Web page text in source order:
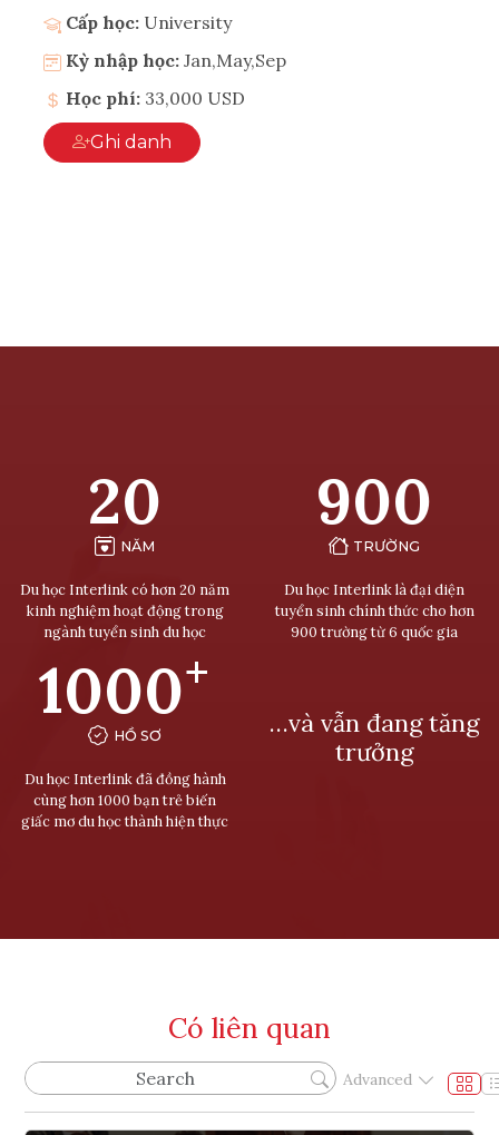
Cấp học: University
Kỳ nhập học: Jan,May,Sep
Học phí: 33,000 USD
Ghi danh
20
NĂM
Du học Interlink có hơn 20 năm
kinh nghiệm hoạt động trong
ngành tuyển sinh du học
900
TRƯỜNG
Du học Interlink là đại diện
tuyển sinh chính thức cho hơn
900 trường từ 6 quốc gia
1000+
HỒ SƠ
Du học Interlink đã đồng hành
cùng hơn 1000 bạn trẻ biến
giấc mơ du học thành hiện thực
…và vẫn đang tăng
trưởng
Có liên quan
Advanced